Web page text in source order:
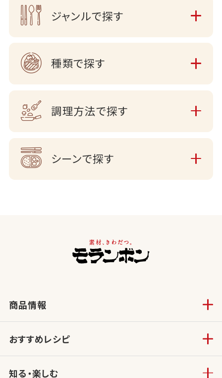
ジャンルで探す
種類で探す
調理方法で探す
シーンで探す
商品情報
おすすめレシピ
知る・楽しむ